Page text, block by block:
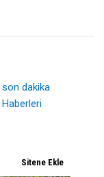
son dakika